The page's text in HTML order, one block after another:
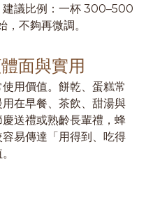
建議比例：一杯 300–500
不夠再微調。
面與實用
用價值。餅乾、蛋糕常
在早餐、茶飲、甜湯與
送禮或熟齡長輩禮，蜂
易傳達「用得到、吃得